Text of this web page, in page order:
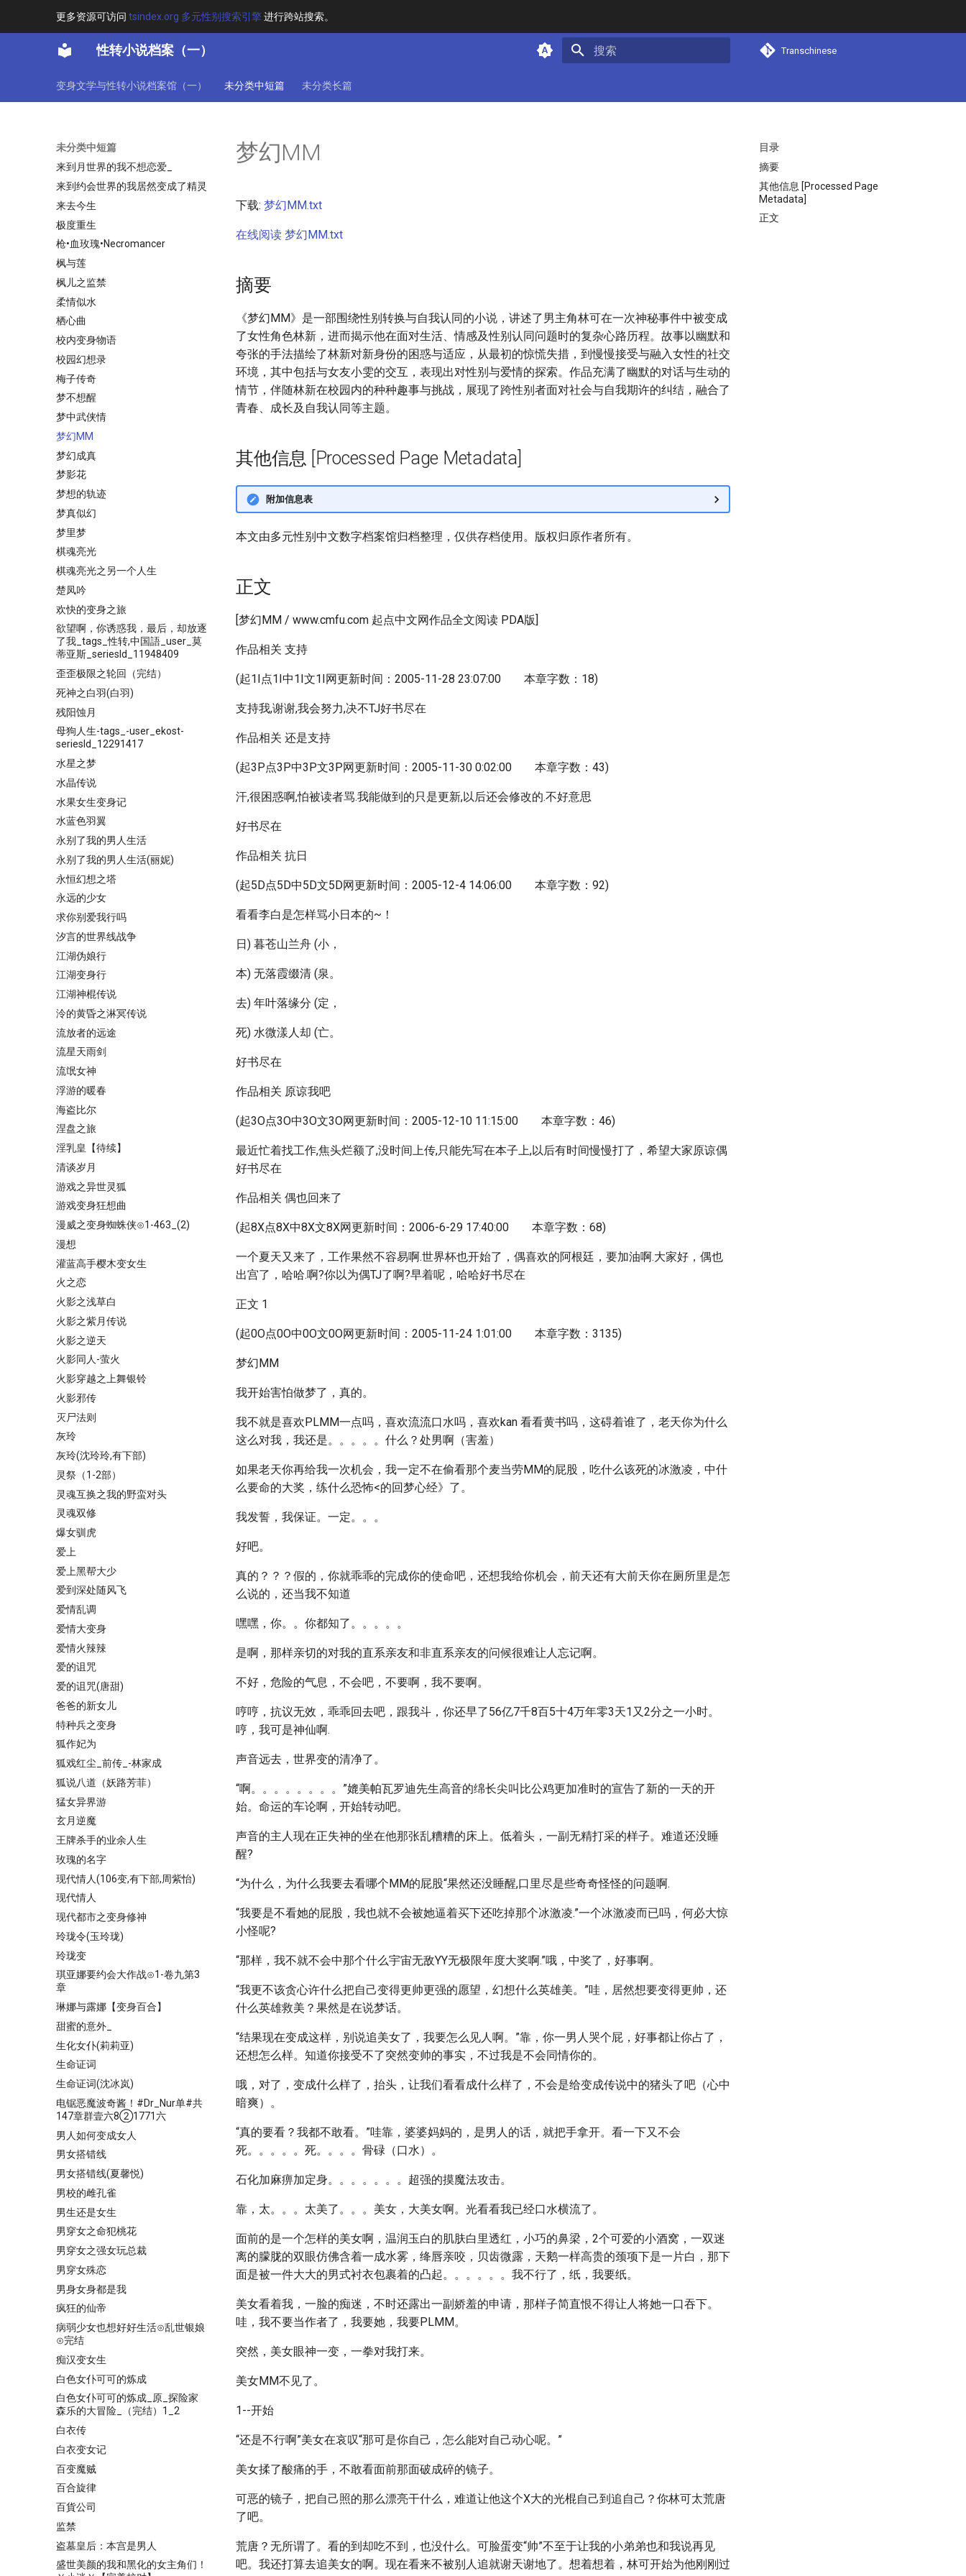
更多资源可访问 tsindex.org 多元性别搜索引擎进行跨站搜索。
性转小说档案（一） Transchinese
变身文学与性转小说档案馆（一） 未分类中短篇 未分类长篇
未分类中短篇
末世依恋
饭KING⊙完结
本少爱上他
机械公主
来到月世界的我不想恋爱_
来到约会世界的我居然变成了精灵
来去今生
极度重生
枪•血玫瑰•Necromancer
枫与莲
枫儿之监禁
柔情似水
栖心曲
校内变身物语
校园幻想录
梅子传奇
梦不想醒
梦中武侠情
梦幻MM
梦幻成真
梦影花
梦想的轨迹
梦真似幻
梦里梦
棋魂亮光
棋魂亮光之另一个人生
楚凤吟
欢快的变身之旅
欲望啊，你诱惑我，最后，却放逐
了我_tags_性转,中国語_user_莫
蒂亚斯_seriesId_11948409
歪歪极限之轮回（完结）
死神之白羽(白羽)
残阳蚀月
母狗人生-tags_-user_ekost-
seriesId_12291417
水星之梦
水晶传说
水果女生变身记
水蓝色羽翼
永别了我的男人生活
永别了我的男人生活(丽妮)
永恒幻想之塔
永远的少女
求你别爱我行吗
汐言的世界线战争
江湖伪娘行
江湖变身行
江湖神棍传说
泠的黄昏之淋冥传说
流放者的远途
流星天雨剑
流氓女神
浮游的暖春
海盗比尔
涅盘之旅
淫乳皇【待续】
清谈岁月
游戏之异世灵狐
游戏变身狂想曲
漫威之变身蜘蛛侠⊙1-463_(2)
漫想
灌蓝高手樱木变女生
火之恋
火影之浅草白
火影之紫月传说
火影之逆天
火影同人-萤火
火影穿越之上舞银铃
火影邪传
灭尸法则
灰玲
灰玲(沈玲玲,有下部)
灵祭（1-2部）
灵魂互换之我的野蛮对头
灵魂双修
爆女驯虎
爱上
爱上黑帮大少
爱到深处随风飞
爱情乱调
爱情大变身
爱情火辣辣
爱的诅咒
爱的诅咒(唐甜)
爸爸的新女儿
特种兵之变身
狐作妃为
狐戏红尘_前传_-林家成
狐说八道（妖路芳菲）
猛女异界游
玄月逆魔
王牌杀手的业余人生
玫瑰的名字
现代情人(106变,有下部,周紫怡)
现代情人
现代都市之变身修神
玲珑令(玉玲珑)
玲珑变
琪亚娜要约会大作战⊙1-卷九第3
章
琳娜与露娜【变身百合】
甜蜜的意外_
生化女仆(莉莉亚)
生命证词
生命证词(沈冰岚)
电锯恶魔波奇酱！#Dr_Nur单#共
147章群壹六8②1771六
男人如何变成女人
男女搭错线
男女搭错线(夏馨悦)
男校的雌孔雀
男生还是女生
男穿女之命犯桃花
男穿女之强女玩总裁
男穿女殊恋
男身女身都是我
疯狂的仙帝
病弱少女也想好好生活⊙乱世银娘
⊙完结
痴汉变女生
白色女仆可可的炼成
白色女仆可可的炼成_原_探险家
森乐的大冒险_（完结）1_2
白衣传
白衣变女记
百变魔贼
百合旋律
百貨公司
监禁
盗墓皇后：本宫是男人
盛世美颜的我和黑化的女主角们！
目录
摘要
其他信息 [Processed Page
Metadata]
正文
梦幻MM
下载: 梦幻MM.txt
在线阅读 梦幻MM.txt
摘要
《梦幻MM》是一部围绕性别转换与自我认同的小说，讲述了男主角林可在一次神秘事件中被变成
了女性角色林新，进而揭示他在面对生活、情感及性别认同问题时的复杂心路历程。故事以幽默和
夸张的手法描绘了林新对新身份的困惑与适应，从最初的惊慌失措，到慢慢接受与融入女性的社交
环境，其中包括与女友小雯的交互，表现出对性别与爱情的探索。作品充满了幽默的对话与生动的
情节，伴随林新在校园内的种种趣事与挑战，展现了跨性别者面对社会与自我期许的纠结，融合了
青春、成长及自我认同等主题。
其他信息 [Processed Page Metadata]
附加信息表
本文由多元性别中文数字档案馆归档整理，仅供存档使用。版权归原作者所有。
正文
[梦幻MM / www.cmfu.com 起点中文网作品全文阅读 PDA版]
作品相关 支持
(起1I点1I中1I文1I网更新时间：2005-11-28 23:07:00 本章字数：18)
支持我,谢谢,我会努力,决不TJ好书尽在
作品相关 还是支持
(起3P点3P中3P文3P网更新时间：2005-11-30 0:02:00 本章字数：43)
汗,很困惑啊,怕被读者骂.我能做到的只是更新,以后还会修改的.不好意思
好书尽在
作品相关 抗日
(起5D点5D中5D文5D网更新时间：2005-12-4 14:06:00 本章字数：92)
看看李白是怎样骂小日本的~！
日) 暮苍山兰舟 (小，
本) 无落霞缀清 (泉。
去) 年叶落缘分 (定，
死) 水微漾人却 (亡。
好书尽在
作品相关 原谅我吧
(起3O点3O中3O文3O网更新时间：2005-12-10 11:15:00 本章字数：46)
最近忙着找工作,焦头烂额了,没时间上传,只能先写在本子上,以后有时间慢慢打了，希望大家原谅偶
好书尽在
作品相关 偶也回来了
(起8X点8X中8X文8X网更新时间：2006-6-29 17:40:00 本章字数：68)
一个夏天又来了，工作果然不容易啊.世界杯也开始了，偶喜欢的阿根廷，要加油啊.大家好，偶也
出宫了，哈哈.啊?你以为偶TJ了啊?早着呢，哈哈好书尽在
正文 1
(起0O点0O中0O文0O网更新时间：2005-11-24 1:01:00 本章字数：3135)
梦幻MM
我开始害怕做梦了，真的。
我不就是喜欢PLMM一点吗，喜欢流流口水吗，喜欢kan 看看黄书吗，这碍着谁了，老天你为什么
这么对我，我还是。。。。。什么？处男啊（害羞）
如果老天你再给我一次机会，我一定不在偷看那个麦当劳MM的屁股，吃什么该死的冰激凌，中什
么要命的大奖，练什么恐怖<的回梦心经》了。
我发誓，我保证。一定。。。
好吧。
真的？？？假的，你就乖乖的完成你的使命吧，还想我给你机会，前天还有大前天你在厕所里是怎
么说的，还当我不知道
嘿嘿，你。。你都知了。。。。。
是啊，那样亲切的对我的直系亲友和非直系亲友的问候很难让人忘记啊。
不好，危险的气息，不会吧，不要啊，我不要啊。
哼哼，抗议无效，乖乖回去吧，跟我斗，你还早了56亿7千8百5十4万年零3天1又2分之一小时。
哼，我可是神仙啊.
声音远去，世界变的清净了。
“啊。。。。。。。。”媲美帕瓦罗迪先生高音的绵长尖叫比公鸡更加准时的宣告了新的一天的开
始。命运的车论啊，开始转动吧。
声音的主人现在正失神的坐在他那张乱糟糟的床上。低着头，一副无精打采的样子。难道还没睡
醒?
“为什么，为什么我要去看哪个MM的屁股“果然还没睡醒,口里尽是些奇奇怪怪的问题啊.
“我要是不看她的屁股，我也就不会被她逼着买下还吃掉那个冰激凌.”一个冰激凌而已吗，何必大惊
小怪呢?
“那样，我不就不会中那个什么宇宙无敌YY无极限年度大奖啊.”哦，中奖了，好事啊。
“我更不该贪心许什么把自己变得更帅更强的愿望，幻想什么英雄美。”哇，居然想要变得更帅，还
什么英雄救美？果然是在说梦话。
“结果现在变成这样，别说追美女了，我要怎么见人啊。”靠，你一男人哭个屁，好事都让你占了，
还想怎么样。知道你接受不了突然变帅的事实，不过我是不会同情你的。
哦，对了，变成什么样了，抬头，让我们看看成什么样了，不会是给变成传说中的猪头了吧（心中
暗爽）。
“真的要看？我都不敢看。”哇靠，婆婆妈妈的，是男人的话，就把手拿开。看一下又不会
死。。。。。死。。。。骨碌（口水）。
石化加麻痹加定身。。。。。。。超强的摸魔法攻击。
靠，太。。。太美了。。。美女，大美女啊。光看看我已经口水横流了。
面前的是一个怎样的美女啊，温润玉白的肌肤白里透红，小巧的鼻梁，2个可爱的小酒窝，一双迷
离的朦胧的双眼仿佛含着一成水雾，绛唇亲咬，贝齿微露，天鹅一样高贵的颈项下是一片白，那下
面是被一件大大的男式衬衣包裹着的凸起。。。。。。我不行了，纸，我要纸。
美女看着我，一脸的痴迷，不时还露出一副娇羞的申请，那样子简直恨不得让人将她一口吞下。
哇，我不要当作者了，我要她，我要PLMM。
突然，美女眼神一变，一拳对我打来。
美女MM不见了。
1--开始
“还是不行啊”美女在哀叹“那可是你自己，怎么能对自己动心呢。”
美女揉了酸痛的手，不敢看面前那面破成碎的镜子。
可恶的镜子，把自己照的那么漂亮干什么，难道让他这个X大的光棍自己到追自己？你林可太荒唐
了吧。
荒唐？无所谓了。看的到却吃不到，也没什么。可脸蛋变“帅”不至于让我的小弟弟也和我说再见
吧。我还打算去追美女的啊。现在看来不被别人追就谢天谢地了。想着想着，林可开始为他刚刚过